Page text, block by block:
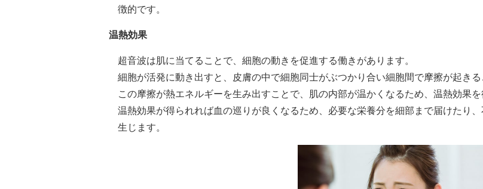
徴的です。
温熱効果
超音波は肌に当てることで、細胞の動きを促進する働きがあります。
細胞が活発に動き出すと、皮膚の中で細胞同士がぶつかり合い細胞間で摩擦が起きる
この摩擦が熱エネルギーを生み出すことで、肌の内部が温かくなるため、温熱効果を
温熱効果が得られれば血の巡りが良くなるため、必要な栄養分を細部まで届けたり
生じます。